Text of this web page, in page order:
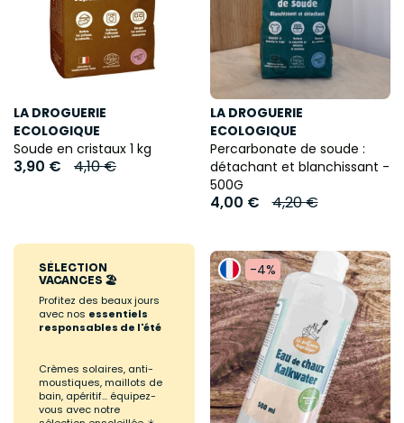
LA DROGUERIE
ECOLOGIQUE
Soude en cristaux 1 kg
3,90 € 4,10 €
LA DROGUERIE
ECOLOGIQUE
Percarbonate de soude :
détachant et blanchissant -
500G
4,00 € 4,20 €
SÉLECTION
VACANCES 🏖️
Profitez des beaux jours
avec nos essentiels
responsables de l'été
Crèmes solaires, anti-
moustiques, maillots de
bain, apéritif... équipez-
vous avec notre
-4%